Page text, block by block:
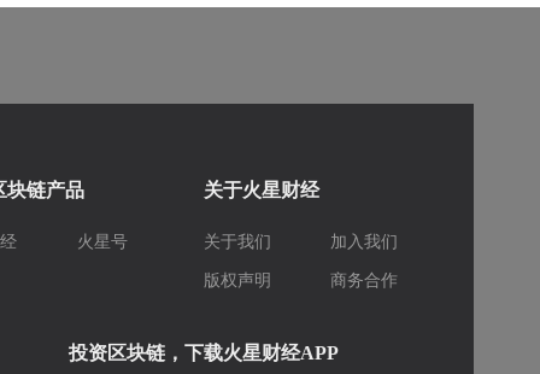
块链产品
火星号
关于火星财经
关于我们 加入我们
版权声明 商务合作
投资区块链，下载火星财经APP